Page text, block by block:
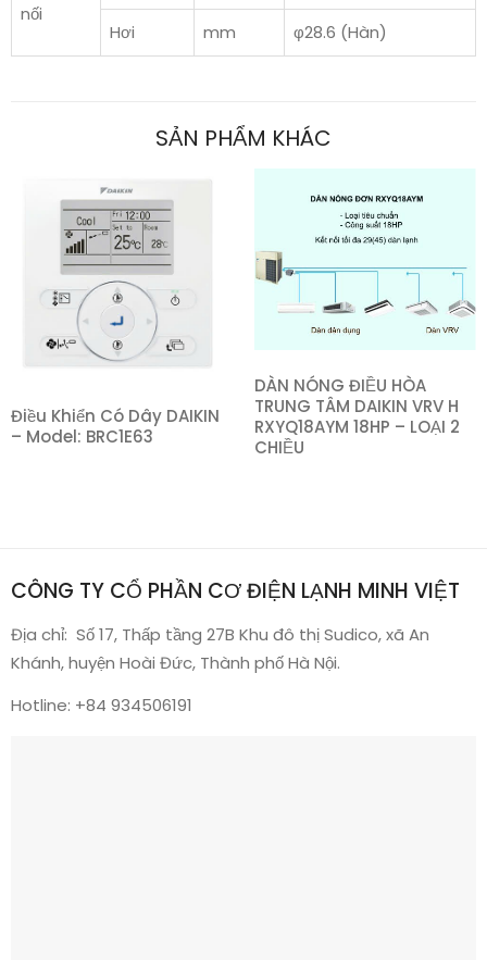
nối
Hơi mm φ28.6 (Hàn)
SẢN PHẨM KHÁC
Điều Khiển Có Dây DAIKIN
– Model: BRC1E63
DÀN NÓNG ĐIỀU HÒA
TRUNG TÂM DAIKIN VRV H
RXYQ18AYM 18HP – LOẠI 2
CHIỀU
CÔNG TY CỔ PHẦN CƠ ĐIỆN LẠNH MINH VIỆT
Địa chỉ: Số 17, Thấp tầng 27B Khu đô thị Sudico, xã An
Khánh, huyện Hoài Đức, Thành phố Hà Nội.
Hotline: +84 934506191